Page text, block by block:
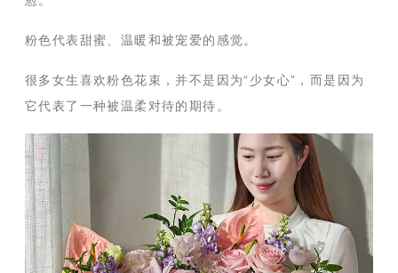
粉色代表甜蜜、温暖和被宠爱的感觉。
很多女生喜欢粉色花束，并不是因为“少女心”，而是因为
它代表了一种被温柔对待的期待。